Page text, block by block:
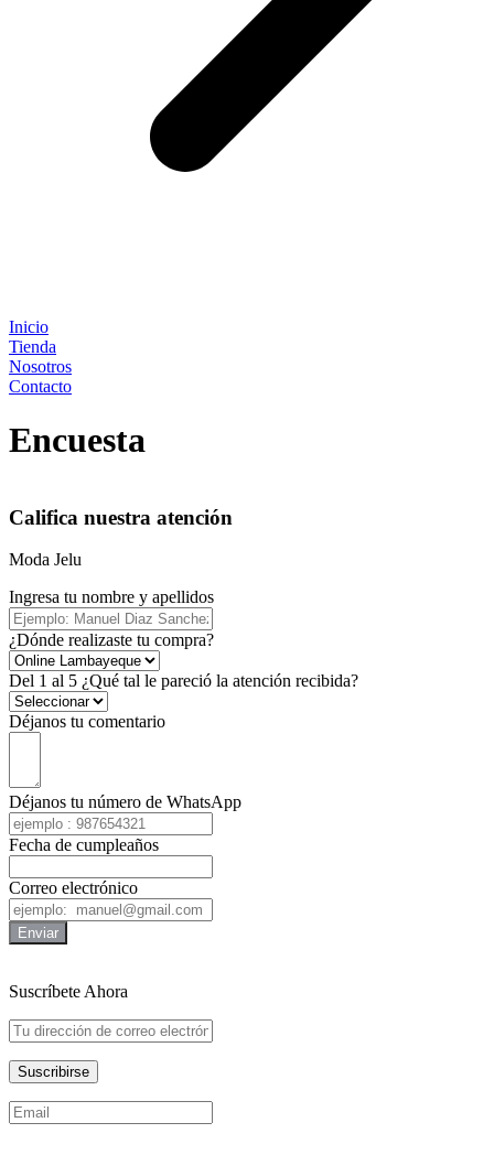
Inicio
Tienda
Nosotros
Contacto
Encuesta
Califica nuestra atención
Moda Jelu
Ingresa tu nombre y apellidos
¿Dónde realizaste tu compra?
Del 1 al 5 ¿Qué tal le pareció la atención recibida?
Déjanos tu comentario
Déjanos tu número de WhatsApp
Fecha de cumpleaños
Correo electrónico
Enviar
Suscríbete Ahora